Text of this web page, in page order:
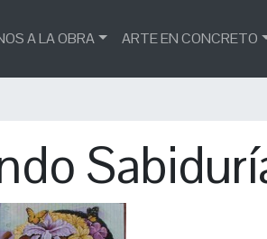
A LA OBRA ARTE EN CONCRETO